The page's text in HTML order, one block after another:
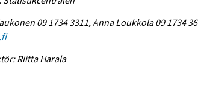
09 1734 3311, Anna Loukkola 09 1734
Riitta Harala